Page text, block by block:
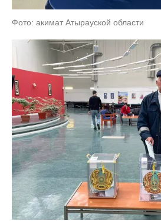
Фото: акимат Атырауской области